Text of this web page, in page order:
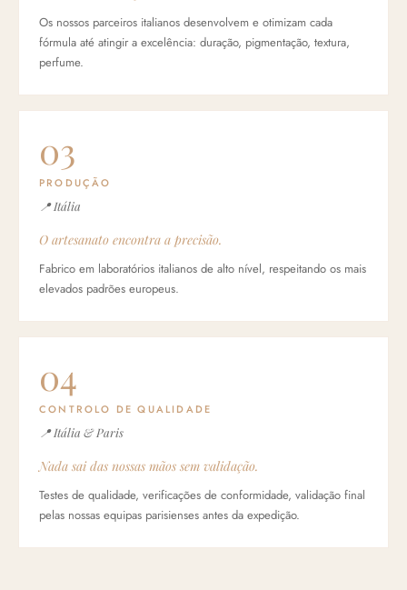
Os nossos parceiros italianos desenvolvem e otimizam cada
fórmula até atingir a excelência: duração, pigmentação, textura,
perfume.
03
PRODUÇÃO
📍 Itália
O artesanato encontra a precisão.
Fabrico em laboratórios italianos de alto nível, respeitando os mais
elevados padrões europeus.
04
CONTROLO DE QUALIDADE
📍 Itália & Paris
Nada sai das nossas mãos sem validação.
Testes de qualidade, verificações de conformidade, validação final
pelas nossas equipas parisienses antes da expedição.